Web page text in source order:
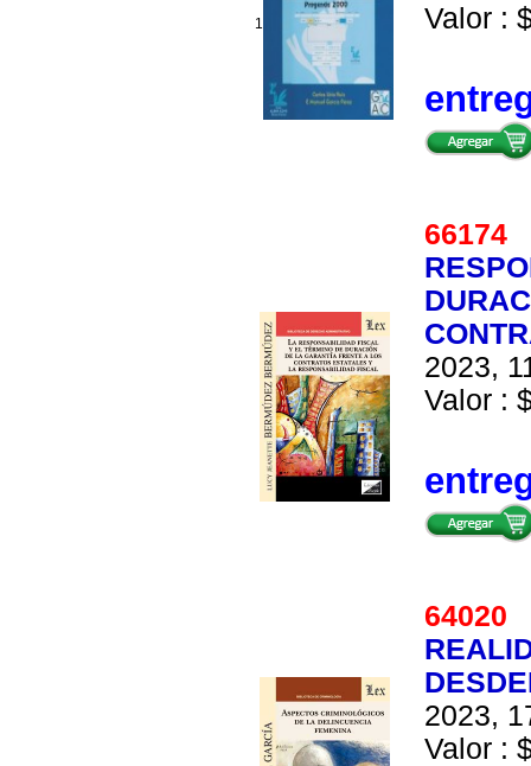
1
Valor :
66174
2023,
Valor :
64020
2023,
Valor :